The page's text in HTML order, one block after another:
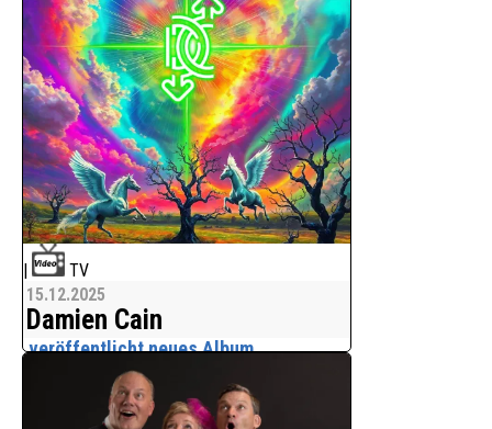
Eigentlich ist er der Fachmann für
Sommerhits. Mit "The Wonder of
Christmas" überrascht Mungo Jerry
a.k.a. Ray Dorset seine millionenstarke
Fangemeinde jetzt mit einem
Weihnachtssong
Seinen Welth
|
TV
15.12.2025
Damien Cain
veröffentlicht neues Album
„Standarte“ – ein musikalischer
Neubeginn zwischen Melancholie und